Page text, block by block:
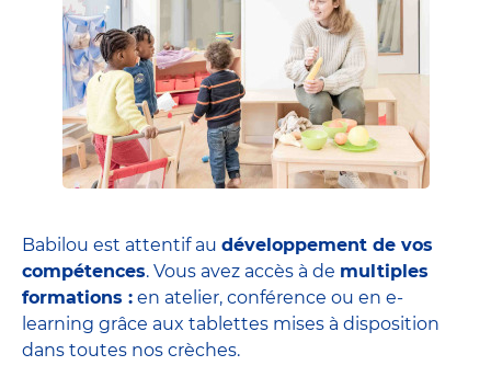
Babilou est attentif au développement de vos
compétences. Vous avez accès à de multiples
formations : en atelier, conférence ou en e-
learning grâce aux tablettes mises à disposition
dans toutes nos crèches.